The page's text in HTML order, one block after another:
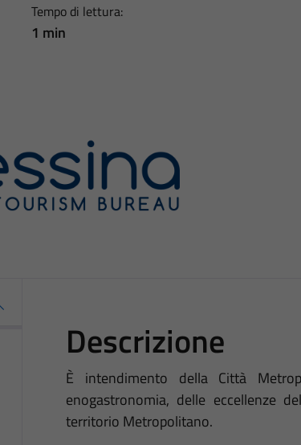
Tempo di lettura:
1 min
Descrizione
È intendimento della Città
enogastronomia, delle eccellenze
territorio Metropolitano.